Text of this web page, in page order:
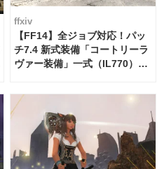
ffxiv
【FF14】全ジョブ対応！パッ
チ7.4 新式装備「コートリーラ
ヴァー装備」一式（IL770）の